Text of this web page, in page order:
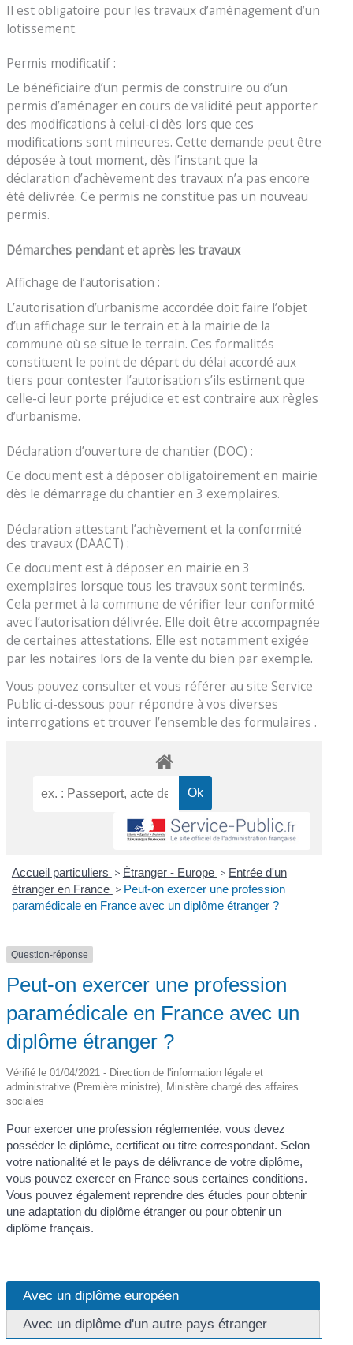
Il est obligatoire pour les travaux d’aménagement d’un
lotissement.
Permis modificatif :
Le bénéficiaire d’un permis de construire ou d’un
permis d’aménager en cours de validité peut apporter
des modifications à celui-ci dès lors que ces
modifications sont mineures. Cette demande peut être
déposée à tout moment, dès l’instant que la
déclaration d’achèvement des travaux n’a pas encore
été délivrée. Ce permis ne constitue pas un nouveau
permis.
Démarches pendant et après les travaux
Affichage de l’autorisation :
L’autorisation d’urbanisme accordée doit faire l’objet
d’un affichage sur le terrain et à la mairie de la
commune où se situe le terrain. Ces formalités
constituent le point de départ du délai accordé aux
tiers pour contester l’autorisation s’ils estiment que
celle-ci leur porte préjudice et est contraire aux règles
d’urbanisme.
Déclaration d’ouverture de chantier (DOC) :
Ce document est à déposer obligatoirement en mairie
dès le démarrage du chantier en 3 exemplaires.
Déclaration attestant l’achèvement et la conformité
des travaux (DAACT) :
Ce document est à déposer en mairie en 3
exemplaires lorsque tous les travaux sont terminés.
Cela permet à la commune de vérifier leur conformité
avec l’autorisation délivrée. Elle doit être accompagnée
de certaines attestations. Elle est notamment exigée
par les notaires lors de la vente du bien par exemple.
Vous pouvez consulter et vous référer au site Service
Public ci-dessous pour répondre à vos diverses
interrogations et trouver l’ensemble des formulaires .
Accueil particuliers > Étranger - Europe > Entrée d'un
étranger en France > Peut-on exercer une profession
paramédicale en France avec un diplôme étranger ?
Question-réponse
Peut-on exercer une profession
paramédicale en France avec un
diplôme étranger ?
Vérifié le 01/04/2021 - Direction de l'information légale et
administrative (Première ministre), Ministère chargé des affaires
sociales
Pour exercer une profession réglementée, vous devez
posséder le diplôme, certificat ou titre correspondant. Selon
votre nationalité et le pays de délivrance de votre diplôme,
vous pouvez exercer en France sous certaines conditions.
Vous pouvez également reprendre des études pour obtenir
une adaptation du diplôme étranger ou pour obtenir un
diplôme français.
Avec un diplôme européen
Avec un diplôme d'un autre pays étranger